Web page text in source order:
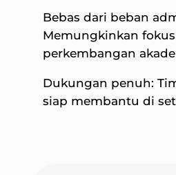
Bebas dari beban
Memungkinkan
perkembangan
Dukungan penuh:
siap membantu di